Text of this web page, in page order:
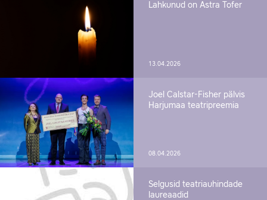
Lahkunud on Astra Tofer
13.04.2026
Joel Calstar-Fisher pälvis
Harjumaa teatripreemia
08.04.2026
Selgusid teatriauhindade
laureaadid